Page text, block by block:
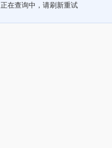
正在查询中，请刷新重试